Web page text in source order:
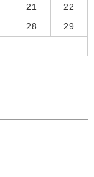
21 22
28 29